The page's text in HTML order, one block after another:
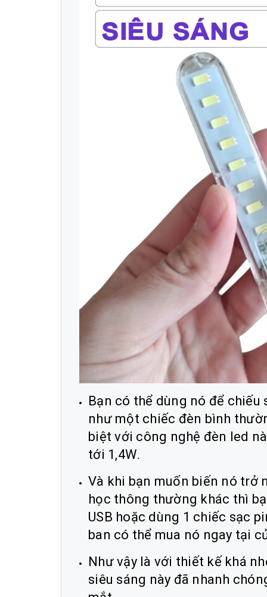
Bạn có thể dùng nó để chiếu
như một chiếc đèn bình
biệt với công nghệ đèn led
tới 1,4W.
Và khi bạn muốn biến nó trở
học thông thường khác thì
USB hoặc dùng 1 chiếc sạc
ban có thể mua nó ngay tại
Như vậy là với thiết kế khá
siêu sáng này đã nhanh